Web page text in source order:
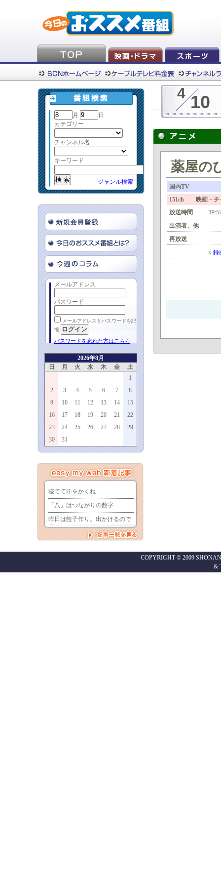
月
日
カテゴリー
チャンネル名
キーワード
ジャンル検索
メールアドレス
パスワード
メールアドレスとパスワードを記
憶
パスワードを忘れた方はこちら
2026年8月
日
月 火 水 木 金
土
1
2
3 4 5 6 7
8
9
10 11 12 13 14
15
16
17 18 19 20 21
22
23
24 25 26 27 28
29
30
31
4 10
薬屋の
国内TV
151ch 映画・チ
放送時間
出演者、他
再放送
» 録
COPYRIGHT © 2009
&